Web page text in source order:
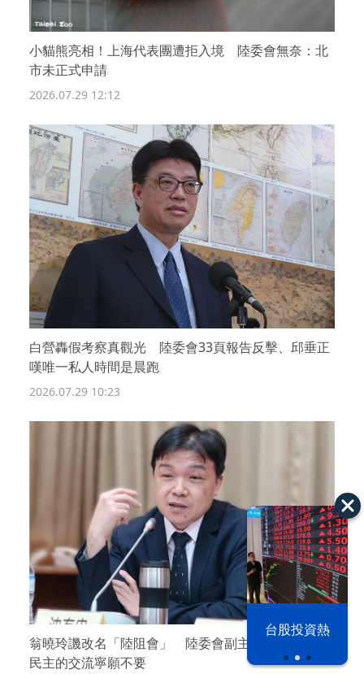
漢光42演習 台股投資熱
小貓熊亮相！上海代表團遭拒入境 陸委會無奈：北
市未正式申請
2026.07.29 12:12
白營轟假考察真觀光 陸委會33頁報告反擊、邱垂正
嘆唯一私人時間是晨跑
2026.07.29 10:23
翁曉玲譏改名「陸阻會」 陸委會副主委：傷主權、
民主的交流寧願不要